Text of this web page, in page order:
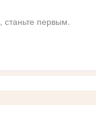
станьте первым.